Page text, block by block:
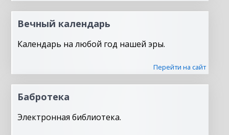
Вечный календарь
Календарь на любой год нашей эры.
Перейти на сайт
Бабротека
Электронная библиотека.